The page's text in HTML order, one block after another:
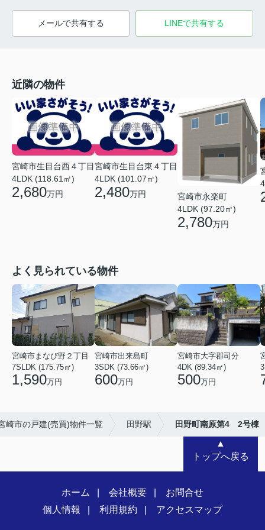
メールで共有する LINEで共有する
近隣の物件
宮崎市生目台西４丁目
4LDK (118.61㎡)
2,680万円
宮崎市生目台東４丁目
4LDK (101.07㎡)
2,480万円
宮崎市永楽町
4LDK (97.20㎡)
2,780万円
よく見られている物件
宮崎市まなび野２丁目
7SLDK (175.75㎡)
1,590万円
宮崎市出来島町
3SDK (73.66㎡)
600万円
宮崎市大字郡司分
4DK (89.34㎡)
500万円
崎市の戸建(売買)物件一覧 田野駅 田野町南原第4 2号棟
▲
トップへ戻る
ホーム 会社概要
お問合せ
個人情報
利用規約 アクセスマップ